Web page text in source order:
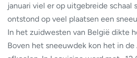
januari viel er op uitgebreide schaal
ontstond op veel plaatsen een
In het zuidwesten van België dikte
Boven het sneeuwdek kon het in de